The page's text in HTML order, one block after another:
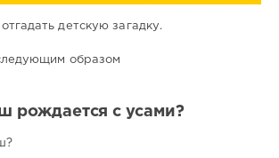
детскую загадку.
образом
рождается с усами?